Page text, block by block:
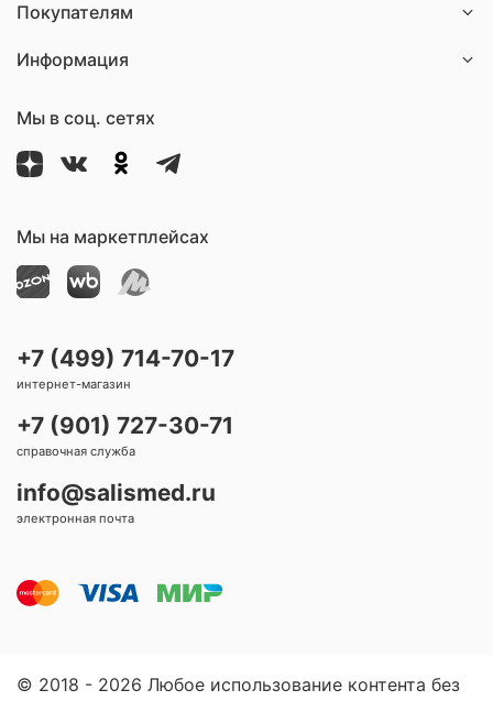
Покупателям
Информация
Мы в соц. сетях
Мы на маркетплейсах
+7 (499) 714-70-17
интернет-магазин
+7 (901) 727-30-71
справочная служба
info@salismed.ru
электронная почта
© 2018 - 2026 Любое использование контента без